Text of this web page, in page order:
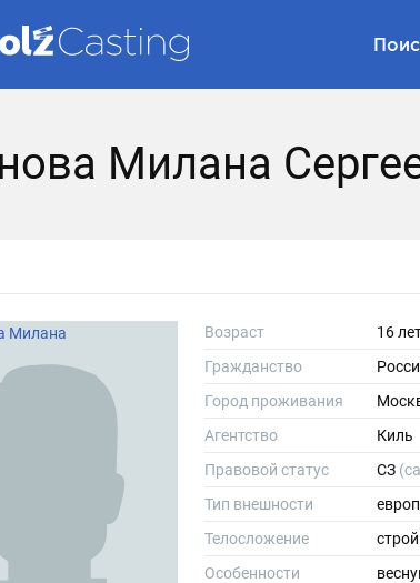
Милана
Возраст
16
Гражданство
Город проживания
Агентство
Киль
Правовой статус
СЗ
Тип внешности
Телосложение
Особенности